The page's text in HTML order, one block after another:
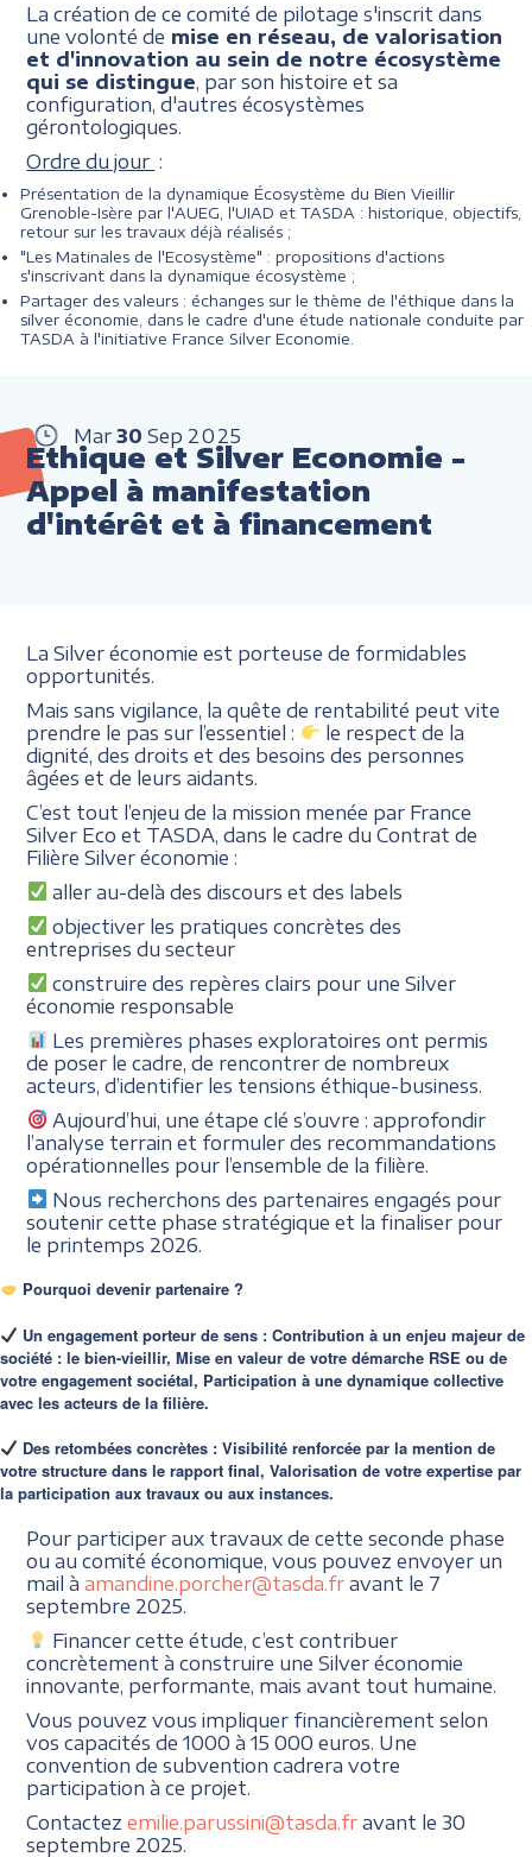
La création de ce comité de pilotage s'inscrit dans
une volonté de mise en réseau, de valorisation
et d'innovation au sein de notre écosystème
qui se distingue , par son histoire et sa
configuration, d'autres écosystèmes
gérontologiques.
Ordre du jour :
Présentation de la dynamique Écosystème du Bien Vieillir
Grenoble-Isère par l'AUEG, l'UIAD et TASDA : historique, objectifs,
retour sur les travaux déjà réalisés ;
"Les Matinales de l'Ecosystème" : propositions d'actions
s'inscrivant dans la dynamique écosystème ;
Partager des valeurs : échanges sur le thème de l'éthique dans la
silver économie, dans le cadre d'une étude nationale conduite par
TASDA à l'initiative France Silver Economie.
Mar 30 Sep 2025
Ethique et Silver Economie -
Appel à manifestation
d'intérêt et à financement
La Silver économie est porteuse de formidables
opportunités.
Mais sans vigilance, la quête de rentabilité peut vite
prendre le pas sur l’essentiel :
le respect de la
dignité, des droits et des besoins des personnes
âgées et de leurs aidants.
C’est tout l’enjeu de la mission menée par France
Silver Eco et TASDA , dans le cadre duContrat de
Filière Silver économie :
aller au-delà des discours et des labels
objectiver les pratiques concrètes des
entreprises du secteur
construire des repères clairs pour une Silver
économie responsable
Les premières phases exploratoires ont permis
de poser le cadre, de rencontrer de nombreux
acteurs, d’identifier les tensions éthique-business.
Aujourd’hui, une étape clé s’ouvre : approfondir
l’analyse terrain et formuler des recommandations
opérationnelles pour l’ensemble de la filière.
Nous recherchons des partenaires engagés pour
soutenir cette phase stratégique et la finaliser pour
le printemps 2026.
Pourquoi devenir partenaire ?
Un engagement porteur de sens : Contribution à un enjeu majeur de
société : le bien-vieillir, Mise en valeur de votre démarche RSE ou de
votre engagement sociétal, Participation à une dynamique collective
avec les acteurs de la filière.
Des retombées concrètes : Visibilité renforcée par la mention de
votre structure dans le rapport final, Valorisation de votre expertise par
la participation aux travaux ou aux instances.
Pour participer aux travaux de cette seconde phase
ou au comité économique, vous pouvez envoyer un
mail àamandine.porcher@tasda.fr avant le 7
septembre 2025.
Financer cette étude, c’est contribuer
concrètement à construire une Silver économie
innovante, performante, mais avant tout humaine.
Vous pouvez vous impliquer financièrement selon
vos capacités de 1000 à 15 000 euros. Une
convention de subvention cadrera votre
participation à ce projet.
Contactezemilie.parussini@tasda.fr avant le 30
septembre 2025.